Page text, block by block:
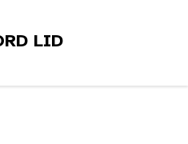
LID